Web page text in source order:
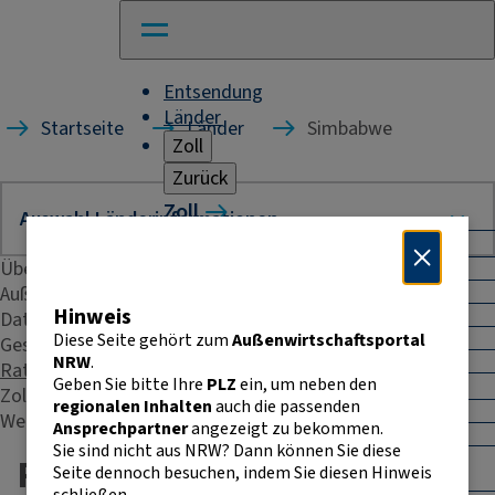
Entsendung
Länder
Zoll
Zurück
Zoll
Warenverkehr mit Drittländern
Warenursprung und Präferenzen
Warenverkehr innerhalb der EU
Allgemeines
Intrahandelsstatistik
Umsatzsteuer-
Identifikationsnummer
Startseite Länder Simbabwe
Übersicht
Außenhandelsstatistik
Daten & Fakten
Geschäftspraxis
Rating
Zoll
Weitere Kontakte
Rating - Simbabwe
Hinweis
Diese Seite gehört zumAußenwirtschaftsportal
NRW.
Geben Sie bitte Ihre PLZein, um neben den
regionalen Inhaltenauch die passenden
Ansprechpartnerangezeigt zu bekommen.
Sie sind nicht aus NRW? Dann können Sie diese
Seite dennoch besuchen, indem Sie diesen Hinweis